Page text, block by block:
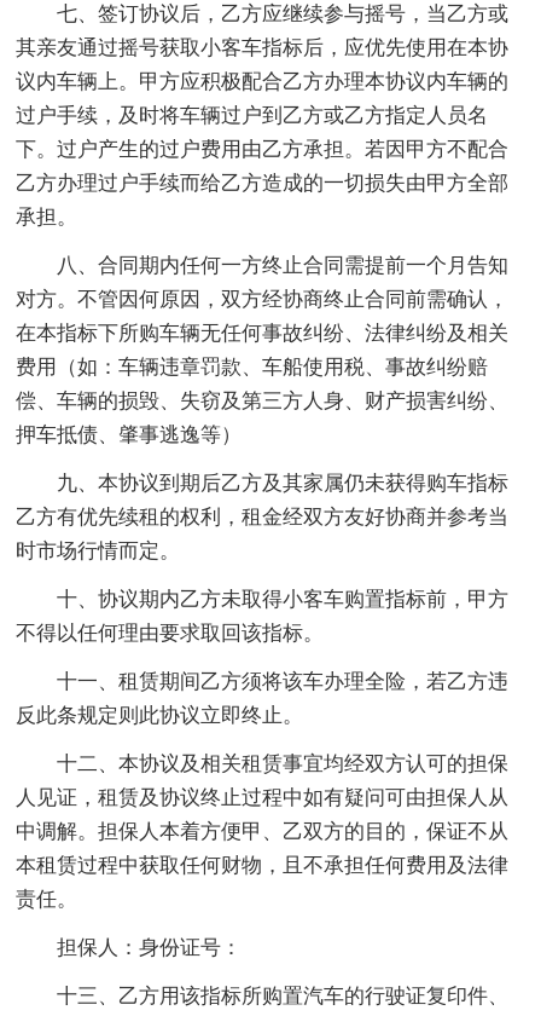
七、签订协议后，乙方应继续参与摇号，当乙方或
其亲友通过摇号获取小客车指标后，应优先使用在本协
议内车辆上。甲方应积极配合乙方办理本协议内车辆的
过户手续，及时将车辆过户到乙方或乙方指定人员名
下。过户产生的过户费用由乙方承担。若因甲方不配合
乙方办理过户手续而给乙方造成的一切损失由甲方全部
承担。
八、合同期内任何一方终止合同需提前一个月告知
对方。不管因何原因，双方经协商终止合同前需确认，
在本指标下所购车辆无任何事故纠纷、法律纠纷及相关
费用（如：车辆违章罚款、车船使用税、事故纠纷赔
偿、车辆的损毁、失窃及第三方人身、财产损害纠纷、
押车抵债、肇事逃逸等）
九、本协议到期后乙方及其家属仍未获得购车指标
乙方有优先续租的权利，租金经双方友好协商并参考当
时市场行情而定。
十、协议期内乙方未取得小客车购置指标前，甲方
不得以任何理由要求取回该指标。
十一、租赁期间乙方须将该车办理全险，若乙方违
反此条规定则此协议立即终止。
十二、本协议及相关租赁事宜均经双方认可的担保
人见证，租赁及协议终止过程中如有疑问可由担保人从
中调解。担保人本着方便甲、乙双方的目的，保证不从
本租赁过程中获取任何财物，且不承担任何费用及法律
责任。
担保人：身份证号：
十三、乙方用该指标所购置汽车的行驶证复印件、